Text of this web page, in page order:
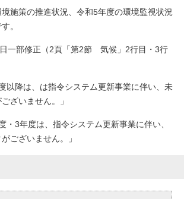
施策の推進状況、令和5年度の環境監視状況
。
日一部修正（2頁「第2節 気候」2行目・3行
以降は、は指令システム更新事業に伴い、未
ざいません。」
・3年度は、指令システム更新事業に伴い、
ございません。」